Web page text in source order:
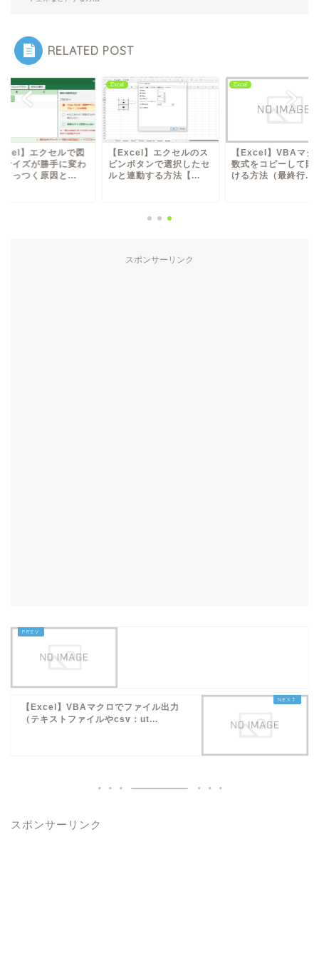
RELATED POST
】エクセルで図
サイズが勝手に変わ
くっつく原因と...
Excel
【Excel】エクセルのス
ピンボタンで選択したセ
ルと連動する方法【...
Excel
【Excel】VBAマク
数式をコピーして貼
ける方法（最終行...
スポンサーリンク
【Excel】VBAマクロでファイル出力
（テキストファイルやcsv：ut...
スポンサーリンク